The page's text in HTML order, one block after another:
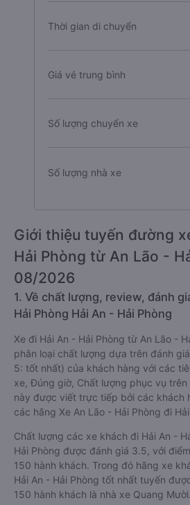
Thời gian di chuyển
Giá vé trung bình
Số lượng chuyến xe
Số lượng nhà xe
Giới thiệu tuyến đường
Hải Phòng từ An Lão -
08/2026
1. Về chất lượng, review, đánh
Hải Phòng Hải An - Hải Phòng
Xe đi Hải An - Hải Phòng từ An Lão -
phân loại chất lượng dựa trên đánh
5: tốt nhất) của khách hàng với các
xe, Đúng giờ, Chất lượng phục vụ trên
này được viết trực tiếp bởi các khách
các hãng Xe An Lão - Hải Phòng đi
Chất lượng các xe khách đi Hải An -
Hải Phòng được đánh giá 3.5, với
150 hành khách. Trong đó hãng xe
Hải An - Hải Phòng tốt nhất tuyến
150 hành khách là nhà xe Quang Mười.